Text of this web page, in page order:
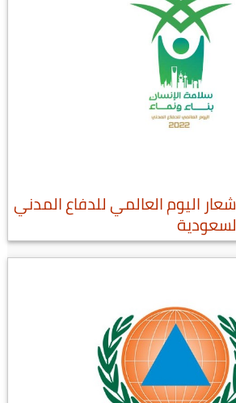
بدقة عالية PDF شعار اليوم العالمي للدفاع المدني